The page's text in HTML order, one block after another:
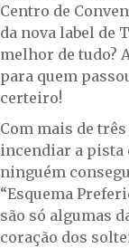
Centro de
da nova label de
melhor de tudo?
para quem
certeiro!
Com mais de
incendiar a pista
ninguém
“Esquema
são só algumas
coração dos